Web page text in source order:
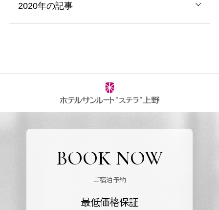
2020年の記事
BOOK NOW
ご宿泊予約
最低価格保証